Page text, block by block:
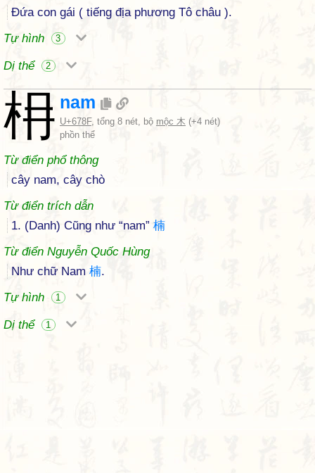
Đứa con gái ( tiếng địa phương Tô châu ).
Tự hình
3
Dị thể 2
枏 nam
U+678F, tổng 8 nét, bộ mộc 木 (+4 nét)
phồn thể
Từ điển phổ thông
cây nam, cây chò
Từ điển trích dẫn
1. (Danh) Cũng như “nam” 楠
Từ điển Nguyễn Quốc Hùng
Như chữ Nam 楠.
Tự hình
1
Dị thể 1